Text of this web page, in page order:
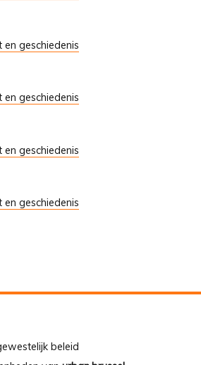
en geschiedenis
en geschiedenis
en geschiedenis
en geschiedenis
beleid